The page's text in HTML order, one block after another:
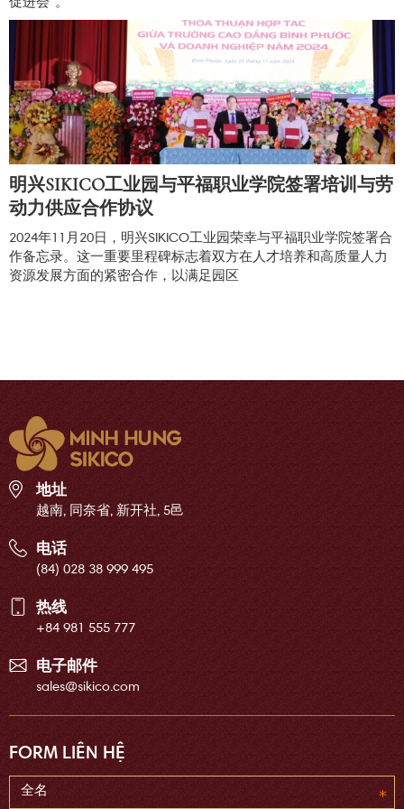
促进会”。
明兴SIKICO工业园与平福职业学院签署培训与劳
动力供应合作协议
2024年11月20日，明兴SIKICO工业园荣幸与平福职业学院签署合
作备忘录。这一重要里程碑标志着双方在人才培养和高质量人力
资源发展方面的紧密合作，以满足园区
地址
越南, 同奈省, 新开社, 5邑
电话
(84) 028 38 999 495
热线
+84 981 555 777
电子邮件
sales@sikico.com
FORM LIÊN HỆ